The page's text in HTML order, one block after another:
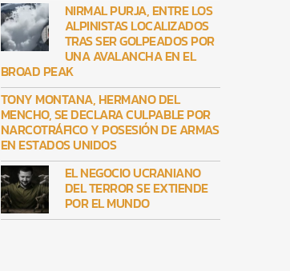
NIRMAL PURJA, ENTRE LOS
ALPINISTAS LOCALIZADOS
TRAS SER GOLPEADOS POR
UNA AVALANCHA EN EL
BROAD PEAK
TONY MONTANA, HERMANO DEL
MENCHO, SE DECLARA CULPABLE POR
NARCOTRÁFICO Y POSESIÓN DE ARMAS
EN ESTADOS UNIDOS
EL NEGOCIO UCRANIANO
DEL TERROR SE EXTIENDE
POR EL MUNDO